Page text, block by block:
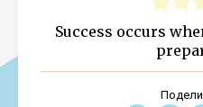
Success occurs